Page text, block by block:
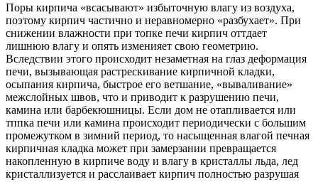
Поры кирпича «всасывают» избыточную влагу из воздуха,
поэтому кирпич частично и неравномерно «разбухает». При
снижении влажности при топке печи кирпич оттдает
лишнюю влагу и опять изменияет свою геометрию.
Вследствии этого происходит незаметная на глаз деформация
печи, вызывающая растрескивание кирпичной кладки,
осыпания кирпича, быстрое его ветшание, «вываливание»
межслойных швов, что и приводит к разрушению печи,
камина или барбекюшницы. Если дом не отапливается или
тппка печи или камина происходит периодически с большим
промежутком в зимний период, то насыщенная влагой печная
кирпичная кладка может при замерзании превращается
накопленную в кирпиче воду и влагу в кристаллы льда, лед
кристаллизуется и расслаивает кирпич полностью разрушая